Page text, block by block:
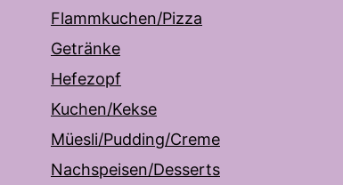
Flammkuchen/Pizza
Getränke
Hefezopf
Kuchen/Kekse
Müesli/Pudding/Creme
Nachspeisen/Desserts